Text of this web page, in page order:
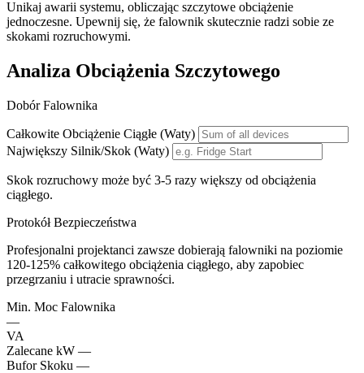
Unikaj awarii systemu, obliczając szczytowe obciążenie
jednoczesne. Upewnij się, że falownik skutecznie radzi sobie ze
skokami rozruchowymi.
Analiza Obciążenia Szczytowego
Dobór Falownika
Całkowite Obciążenie Ciągłe (Waty)
Największy Silnik/Skok (Waty)
Skok rozruchowy może być 3-5 razy większy od obciążenia
ciągłego.
Protokół Bezpieczeństwa
Profesjonalni projektanci zawsze dobierają falowniki na poziomie
120-125% całkowitego obciążenia ciągłego, aby zapobiec
przegrzaniu i utracie sprawności.
Min. Moc Falownika
—
VA
Zalecane kW —
Bufor Skoku —